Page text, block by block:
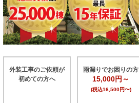
外装工事のご依頼が
初めての方へ
雨漏りでお困りの方
15,000円～
(税込16,500円〜)